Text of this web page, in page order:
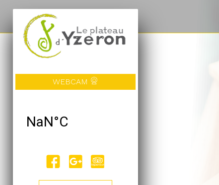
WEBCAM